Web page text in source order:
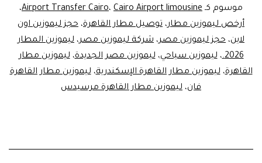
رحلتك
ليموزين
مصر
بأفضل
24
موسوم كـ
Airport Transfer Cairo، Cairo Airport limousine
،
أرخص ليموزين مطار، توصيل مطار القاهرة، حجز ليموزين اون
لاين، حجز ليموزين مصر، شركة ليموزين مصر، ليموزين المطار
2026. ،ليموزين سياحي،ليموزين مصر الجديدة،ليموزين مطار
القاهرة،ليموزين مطار القاهرة الإسكندرية،ليموزين مطار القاهرة
فان، ليموزين مطار القاهرة مرسيدس